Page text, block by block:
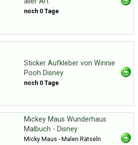
noch 0 Tage
Sticker Aufkleber von Winnie
Pooh Disney
noch 0 Tage
Mickey Maus Wunderhaus
Malbuch - Disney
Micky Maus - Malen Rätseln